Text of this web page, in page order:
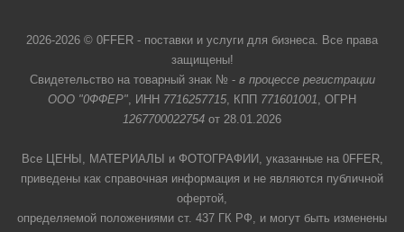
2026-2026 © 0FFER - поставки и услуги для бизнеса. Все права
защищены!
Свидетельство на товарный знак № - в процессе регистрации
ООО "0ФФЕР", ИНН 7716257715, КПП 771601001, ОГРН
1267700022754 от 28.01.2026
Все ЦЕНЫ, МАТЕРИАЛЫ и ФОТОГРАФИИ, указанные на 0FFER,
приведены как справочная информация и не являются публичной
офертой,
определяемой положениями ст. 437 ГК РФ, и могут быть изменены